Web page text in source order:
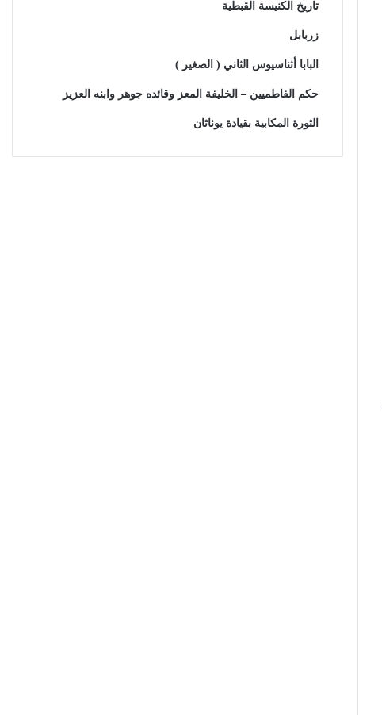
تاريخ الكنيسة القبطية
زربابل
البابا أثناسيوس الثاني ( الصغير )
حكم الفاطميين – الخليفة المعز وقائده جوهر وابنه العزيز
الثورة المكابية بقيادة يوناثان